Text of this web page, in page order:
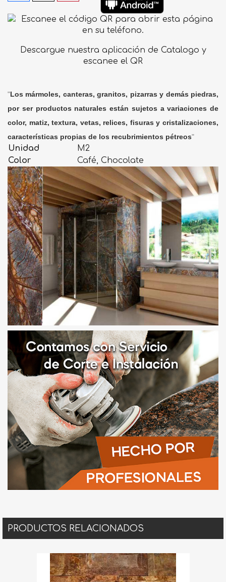
Descargue nuestra aplicación de Catalogo y
escanee el QR
"Los mármoles, canteras, granitos, pizarras y demás piedras,
por ser productos naturales están sujetos a variaciones de
color, matiz, textura, vetas, relices, fisuras y cristalizaciones,
características propias de los recubrimientos pétreos"
Unidad
M2
Color
Café, Chocolate
PRODUCTOS RELACIONADOS